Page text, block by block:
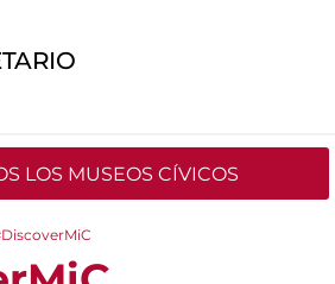
LOS MUSEOS CÍVICOS